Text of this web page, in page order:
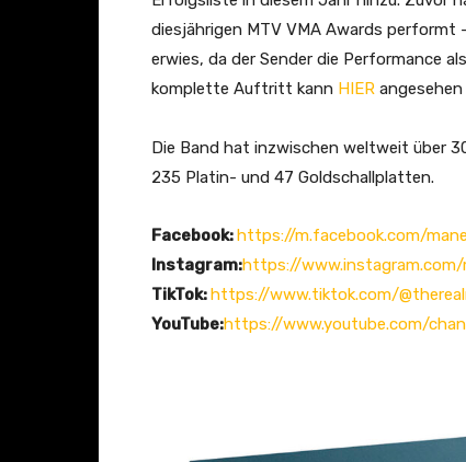
diesjährigen MTV VMA Awards
erwies, da der Sender die Performance
komplette Auftritt kann HIER angesehen
Die Band hat inzwischen weltweit über
235 Platin- und 47 Goldschallplatten.
Facebook:https://m.facebook.com/
Instagram:https://www.instagram.com/
TikTok:https://www.tiktok.com/
YouTube:https://www.youtube.com/